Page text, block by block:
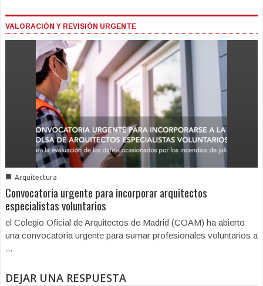
VALORACIÓN Y REVISIÓN URGENTE
■ Arquitectura
Convocatoria urgente para incorporar arquitectos
especialistas voluntarios
el Colegio Oficial de Arquitectos de Madrid (COAM) ha abierto
una convocatoria urgente para sumar profesionales voluntarios a
...
DEJAR UNA RESPUESTA